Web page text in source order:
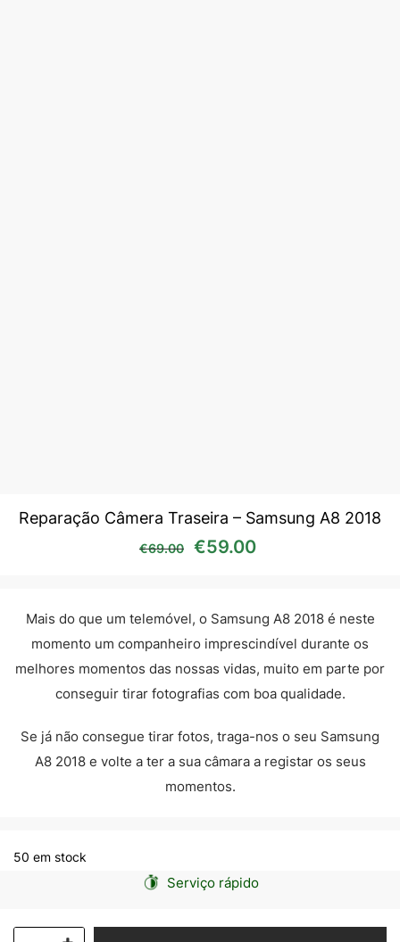
Reparação Câmera Traseira – Samsung A8 2018
€69.00 O preço original era:
€59.00
Mais do que um telemóvel, o Samsung A8 2018 é neste
momento um companheiro imprescindível durante os
melhores momentos das nossas vidas, muito em parte por
conseguir tirar fotografias com boa qualidade.
Se já não consegue tirar fotos, traga-nos o seu Samsung
A8 2018 e volte a ter a sua câmara a registar os seus
momentos.
50 em stock
Serviço rápido